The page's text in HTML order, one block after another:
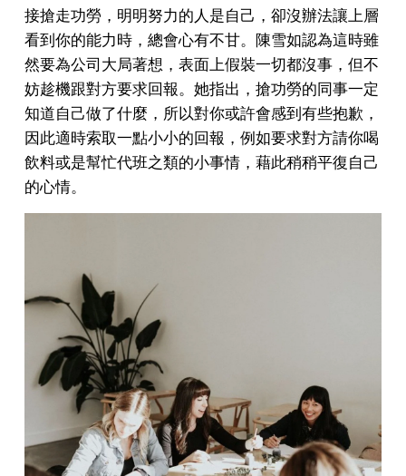
接搶走功勞，明明努力的人是自己，卻沒辦法讓上層
看到你的能力時，總會心有不甘。陳雪如認為這時雖
然要為公司大局著想，表面上假裝一切都沒事，但不
妨趁機跟對方要求回報。她指出，搶功勞的同事一定
知道自己做了什麼，所以對你或許會感到有些抱歉，
因此適時索取一點小小的回報，例如要求對方請你喝
飲料或是幫忙代班之類的小事情，藉此稍稍平復自己
的心情。